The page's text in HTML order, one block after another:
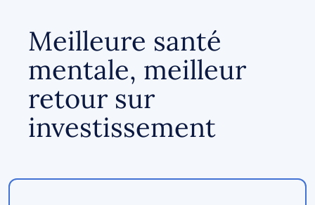
Meilleure santé
mentale, meilleur
retour sur
investissement